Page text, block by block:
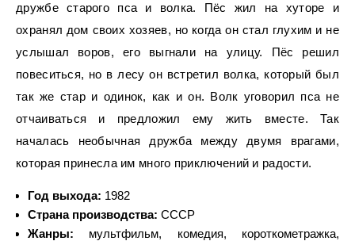
дружбе старого пса и волка. Пёс жил на хуторе и
охранял дом своих хозяев, но когда он стал глухим и не
услышал воров, его выгнали на улицу. Пёс решил
повеситься, но в лесу он встретил волка, который был
так же стар и одинок, как и он. Волк уговорил пса не
отчаиваться и предложил ему жить вместе. Так
началась необычная дружба между двумя врагами,
которая принесла им много приключений и радости.
Год выхода: 1982
Страна производства: СССР
Жанры: мультфильм, комедия, короткометражка,